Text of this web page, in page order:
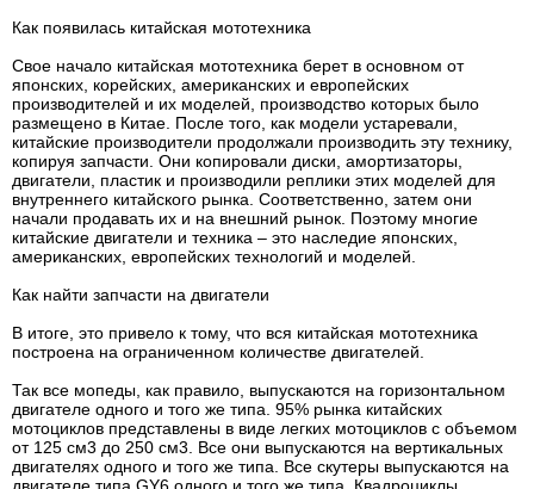
Как появилась китайская мототехника
Свое начало китайская мототехника берет в основном от
японских, корейских, американских и европейских
производителей и их моделей, производство которых было
размещено в Китае. После того, как модели устаревали,
китайские производители продолжали производить эту технику,
копируя запчасти. Они копировали диски, амортизаторы,
двигатели, пластик и производили реплики этих моделей для
внутреннего китайского рынка. Соответственно, затем они
начали продавать их и на внешний рынок. Поэтому многие
китайские двигатели и техника – это наследие японских,
американских, европейских технологий и моделей.
Как найти запчасти на двигатели
В итоге, это привело к тому, что вся китайская мототехника
построена на ограниченном количестве двигателей.
Так все мопеды, как правило, выпускаются на горизонтальном
двигателе одного и того же типа. 95% рынка китайских
мотоциклов представлены в виде легких мотоциклов с объемом
от 125 см3 до 250 см3. Все они выпускаются на вертикальных
двигателях одного и того же типа. Все скутеры выпускаются на